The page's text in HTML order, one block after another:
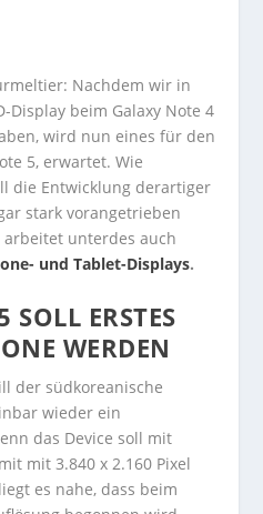
Nachdem wir in
Display beim Galaxy Note 4
wird nun eines für den
5, erwartet. Wie
die Entwicklung derartiger
stark vorangetrieben
unterdes auch
und Tablet-Displays.
SOLL ERSTES
WERDEN
der südkoreanische
wieder ein
das Device soll mit
mit 3.840 x 2.160 Pixel
es nahe, dass beim